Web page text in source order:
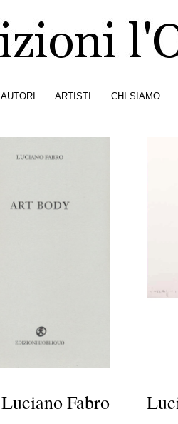
AUTORI ARTISTI CHI SIAMO
Luciano Fabro